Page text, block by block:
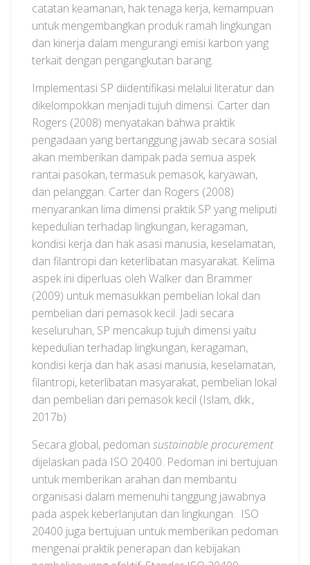
catatan keamanan, hak tenaga kerja, kemampuan
untuk mengembangkan produk ramah lingkungan
dan kinerja dalam mengurangi emisi karbon yang
terkait dengan pengangkutan barang.
Implementasi SP diidentifikasi melalui literatur dan
dikelompokkan menjadi tujuh dimensi. Carter dan
Rogers (2008) menyatakan bahwa praktik
pengadaan yang bertanggung jawab secara sosial
akan memberikan dampak pada semua aspek
rantai pasokan, termasuk pemasok, karyawan,
dan pelanggan. Carter dan Rogers (2008)
menyarankan lima dimensi praktik SP yang meliputi
kepedulian terhadap lingkungan, keragaman,
kondisi kerja dan hak asasi manusia, keselamatan,
dan filantropi dan keterlibatan masyarakat. Kelima
aspek ini diperluas oleh Walker dan Brammer
(2009) untuk memasukkan pembelian lokal dan
pembelian dari pemasok kecil. Jadi secara
keseluruhan, SP mencakup tujuh dimensi yaitu
kepedulian terhadap lingkungan, keragaman,
kondisi kerja dan hak asasi manusia, keselamatan,
filantropi, keterlibatan masyarakat, pembelian lokal
dan pembelian dari pemasok kecil (Islam, dkk.,
2017b)
Secara global, pedoman sustainable procurement
dijelaskan pada ISO 20400. Pedoman ini bertujuan
untuk memberikan arahan dan membantu
organisasi dalam memenuhi tanggung jawabnya
pada aspek keberlanjutan dan lingkungan. ISO
20400 juga bertujuan untuk memberikan pedoman
mengenai praktik penerapan dan kebijakan